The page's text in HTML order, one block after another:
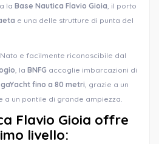
la Base Nautica Flavio Gioia , il porto
e una delle strutture di punta del
e facilmente riconoscibile dal
, la BNFG accoglie imbarcazioni di
fino a 80 metri , grazie a un
un pontile di grande ampiezza.
Flavio Gioia offre
livello: